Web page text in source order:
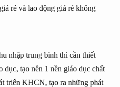
rẻ và lao động giá rẻ không
nhập trung bình thì cần thiết
dục, tạo nên 1 nền giáo dục chất
triển KHCN, tạo ra những phát